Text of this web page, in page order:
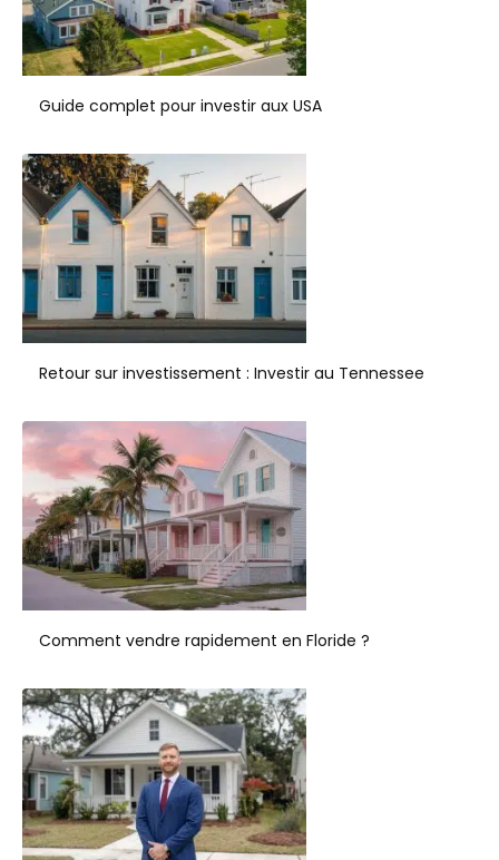
Guide complet pour investir aux USA
Retour sur investissement : Investir au Tennessee
Comment vendre rapidement en Floride ?